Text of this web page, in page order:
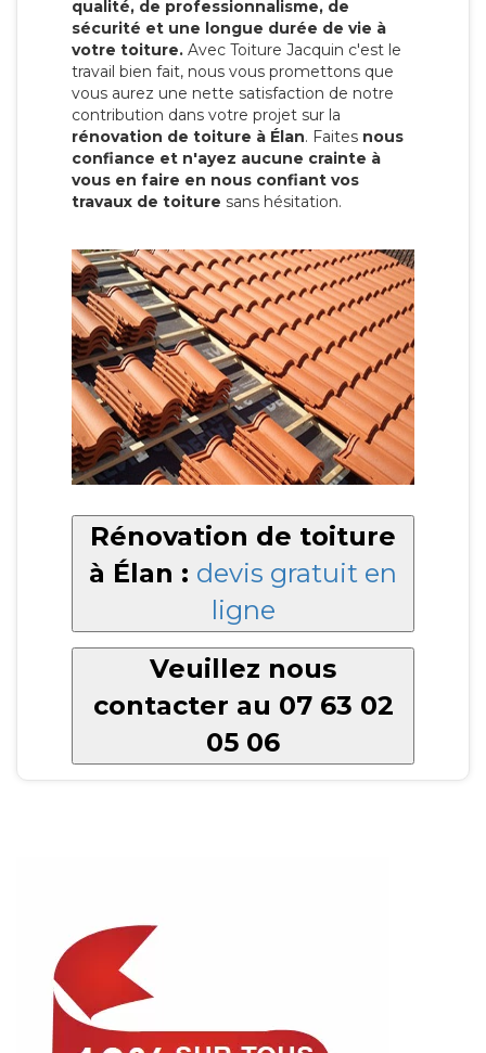
qualité, de professionnalisme, de
sécurité et une longue durée de vie à
votre toiture. Avec Toiture Jacquin c'est le
travail bien fait, nous vous promettons que
vous aurez une nette satisfaction de notre
contribution dans votre projet sur la
rénovation de toiture à Élan. Faites nous
confiance et n'ayez aucune crainte à
vous en faire en nous confiant vos
travaux de toiture sans hésitation.
Rénovation de toiture
à Élan : devis gratuit en
ligne
Veuillez nous
contacter au 07 63 02
05 06